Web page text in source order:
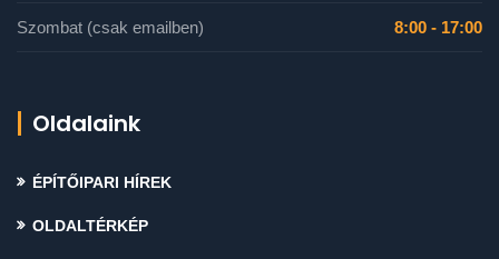
Szombat (csak emailben) 8:00 - 17:00
Oldalaink
ÉPÍTŐIPARI HÍREK
OLDALTÉRKÉP